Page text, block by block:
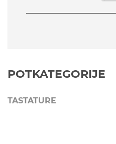
POTKATEGORIJE
TASTATURE